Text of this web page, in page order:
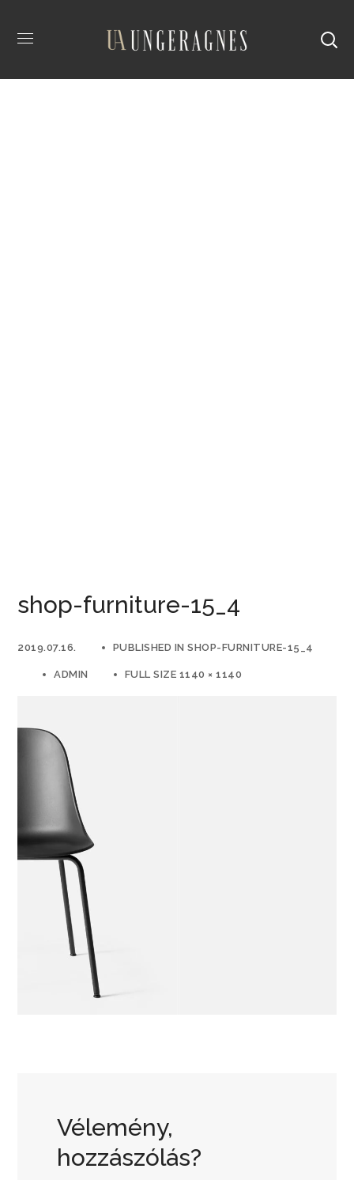
shop-furniture-15_4
2019.07.16. PUBLISHED INSHOP-FURNITURE-15_4
ADMIN FULL SIZE 1140 × 1140
Vélemény,
hozzászólás?